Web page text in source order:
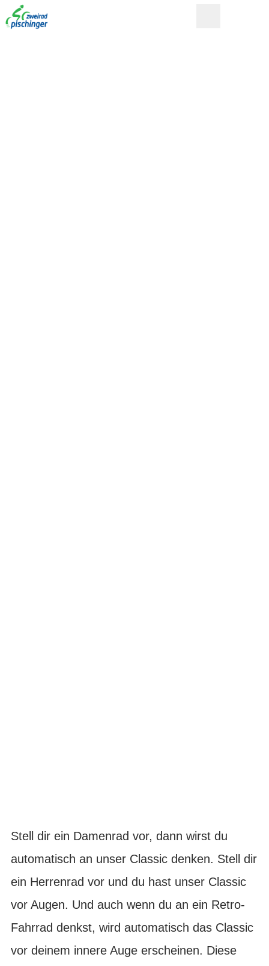
Stell dir ein Damenrad vor, dann wirst du
automatisch an unser Classic denken. Stell dir
ein Herrenrad vor und du hast unser Classic
vor Augen. Und auch wenn du an ein Retro-
Fahrrad denkst, wird automatisch das Classic
vor deinem innere Auge erscheinen. Diese